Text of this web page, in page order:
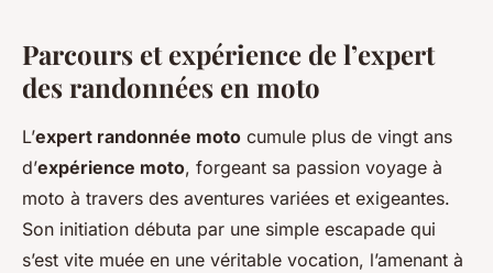
Parcours et expérience de l’expert
des randonnées en moto
L’expert randonnée moto cumule plus de vingt ans
d’expérience moto, forgeant sa passion voyage à
moto à travers des aventures variées et exigeantes.
Son initiation débuta par une simple escapade qui
s’est vite muée en une véritable vocation, l’amenant à